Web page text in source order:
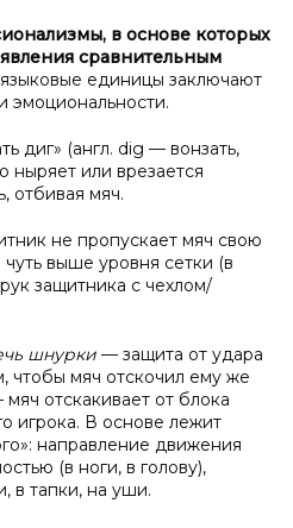
в основе которых
сравнительным
единицы заключают
эмоциональности.
диг» (англ. dig — вонзать,
ныряет или врезается
отбивая мяч.
не пропускает мяч свою
выше уровня сетки (в
защитника с чехлом/
шнурки — защита от удара
чтобы мяч отскочил ему же
отскакивает от блока
игрока. В основе лежит
направление движения
(в ноги, в голову),
в тапки, на уши.